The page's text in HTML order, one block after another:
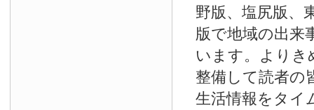
野版、塩尻版、
版で地域の出来
います。よりき
整備して読者の
生活情報をタイ